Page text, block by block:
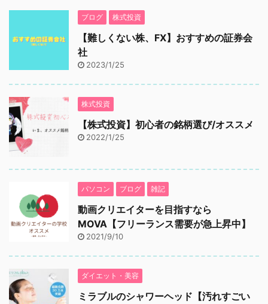
ブログ 株式投資
【難しくない株、FX】おすすめの証券会
社
2023/1/25
株式投資
【株式投資】初心者の銘柄選び/オススメ
2022/1/25
パソコン ブログ 雑記
動画クリエイターを目指すなら
MOVA【フリーランス需要が急上昇中】
2021/9/10
ダイエット・美容
ミラブルのシャワーヘッド【汚れすごい